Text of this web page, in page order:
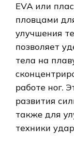
EVA или
пловцами
улучшения
позволяет
тела на
работе ног.
развития
также для
техники